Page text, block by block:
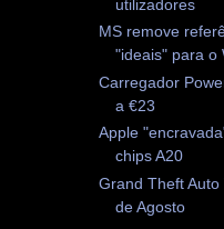
utilizadores
MS remove
"ideais" para o
Carregador
a €23
Apple
chips A20
Grand Theft
de Agosto